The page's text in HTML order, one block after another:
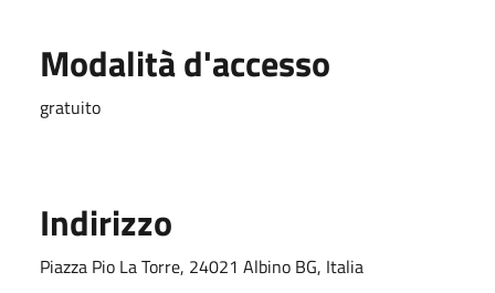
Modalità d'accesso
gratuito
Indirizzo
Piazza Pio La Torre, 24021 Albino BG, Italia